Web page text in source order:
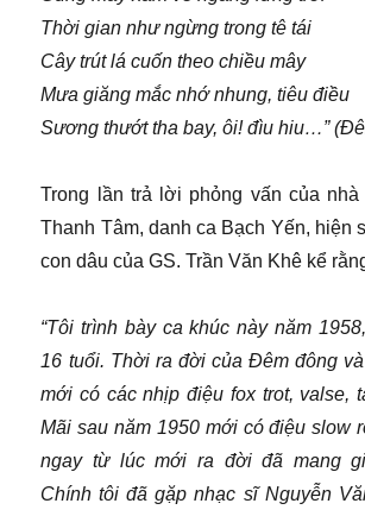
Thời gian như ngừng trong tê tái
Cây trút lá cuốn theo chiều mây
Mưa giăng mắc nhớ nhung, tiêu điều
Sương thướt tha bay, ôi! đìu hiu…”
Trong lần trả lời phỏng vấn của nhà
Thanh Tâm, danh ca Bạch Yến, hiện
con dâu của GS. Trần Văn Khê kể
“Tôi trình bày ca khúc này năm
16 tuổi. Thời ra đời của Đêm đông
mới có các nhịp điệu fox trot, valse,
Mãi sau năm 1950 mới có điệu slow
ngay từ lúc mới ra đời đã mang
Chính tôi đã gặp nhạc sĩ Nguyễn